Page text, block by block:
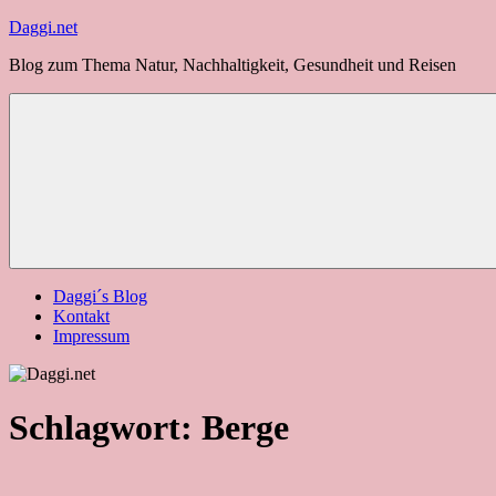
Zum
springen
Daggi.net
Blog zum Thema Natur, Nachhaltigkeit, Gesundheit und Reisen
Daggi´s Blog
Kontakt
Impressum
Schlagwort: Berge